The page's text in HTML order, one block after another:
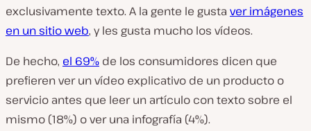
exclusivamente texto. A la gente le gusta ver imágenes
en un sitio web, y les gusta mucho los vídeos.
De hecho, el 69% de los consumidores dicen que
prefieren ver un vídeo explicativo de un producto o
servicio antes que leer un artículo con texto sobre el
mismo (18%) o ver una infografía (4%).